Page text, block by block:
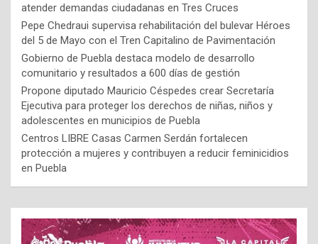
atender demandas ciudadanas en Tres Cruces
Pepe Chedraui supervisa rehabilitación del bulevar Héroes
del 5 de Mayo con el Tren Capitalino de Pavimentación
Gobierno de Puebla destaca modelo de desarrollo
comunitario y resultados a 600 días de gestión
Propone diputado Mauricio Céspedes crear Secretaría
Ejecutiva para proteger los derechos de niñas, niños y
adolescentes en municipios de Puebla
Centros LIBRE Casas Carmen Serdán fortalecen
protección a mujeres y contribuyen a reducir feminicidios
en Puebla